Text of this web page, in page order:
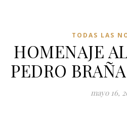
TODAS LAS
HOMENAJE
PEDRO
mayo 16,